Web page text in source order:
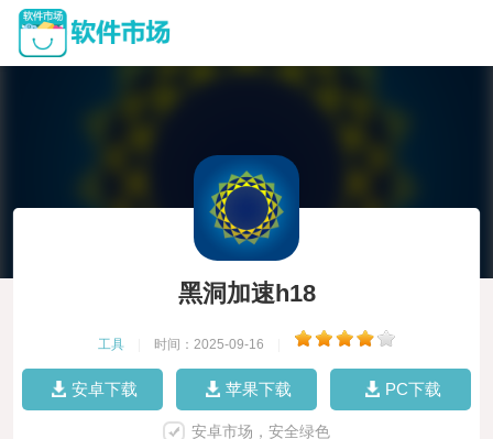
黑洞加速h18
工具 时间：2025-09-16
安卓下载 苹果下载 PC下载
安卓市场，安全绿色